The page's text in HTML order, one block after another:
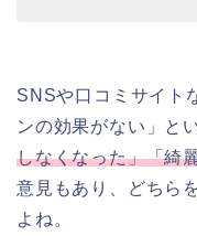
SNSや口コミサイト
ンの効果がない」と
しなくなった」「綺
意見もあり、どちら
よね。